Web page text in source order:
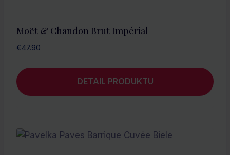
Moët & Chandon Brut Impérial
€47.90
DETAIL PRODUKTU